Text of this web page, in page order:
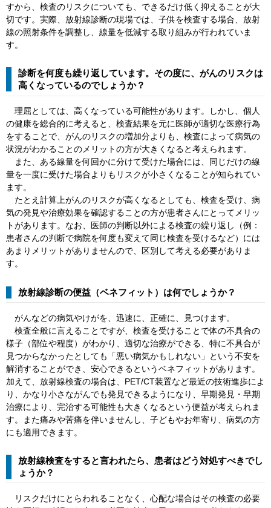
すから、検査のリスクについても、できるだけ低く抑えることが大
切です。実際、放射線診断の現場では、子供を検査する場合、放射
線の照射条件を調整し、線量を低減する取り組みが行われていま
す。
診断を何度も繰り返しています。その度に、がんのリスクは
高くなっているのでしょうか？
理屈としては、高くなっている可能性があります。しかし、個人
の健康を総合的に考えると、検査結果を元に医師が適切な医療行為
をすることで、がんのリスクの増加分よりも、検査によって病気の
状況がわかることのメリットの方が大きくなると考えられます。
また、ある線量を何回かに分けて受けた場合には、同じだけの線
量を一度に受けた場合よりもリスクが小さくなることが知られてい
ます。
たとえ計算上がんのリスクが高くなるとしても、検査を受け、病
気の発見や治療効果を確認することの方が患者さんにとってメリッ
トがあります。なお、医師の判断以外による検査の繰り返し（例：
患者さんの判断で病院を何度も変えて同じ検査を受けるなど）には
あまりメリットがありませんので、区別して考える必要がありま
す。
放射線診断の便益（ベネフィット）は何でしょうか？
がんなどの病気やけがを、迅速に、正確に、見つけます。
検査全般に言えることですが、検査を受けることで体の不具合の
様子（部位や程度）がわかり、適切な治療ができる、特に不具合が
見つからなかったとしても「悪い病気かもしれない」という不安を
解消することができ、安心できるというベネフィットがあります。
加えて、放射線検査の場合は、PET/CT装置など最近の技術進歩によ
り、かなり小さながんでも発見できるようになり、早期発見・早期
治療により、完治する可能性も大きくなるという便益が考えられま
す。また痛みや苦痛を伴いませんし、子どもやお年寄り、病気の方
にも適用できます。
放射線検査をすると言われたら、患者はどう対処すべきでし
ょうか？
リスクだけにとらわれることなく、心配な場合はその検査の必要